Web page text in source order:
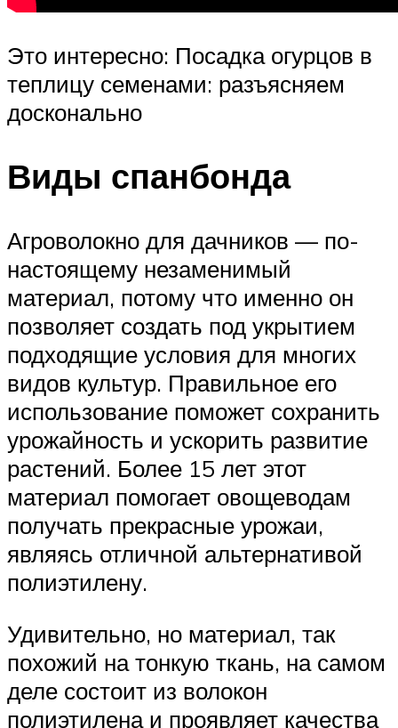
Это интересно: Посадка огурцов в
теплицу семенами: разъясняем
досконально
Виды спанбонда
Агроволокно для дачников — по-
настоящему незаменимый
материал, потому что именно он
позволяет создать под укрытием
подходящие условия для многих
видов культур. Правильное его
использование поможет сохранить
урожайность и ускорить развитие
растений. Более 15 лет этот
материал помогает овощеводам
получать прекрасные урожаи,
являясь отличной альтернативой
полиэтилену.
Удивительно, но материал, так
похожий на тонкую ткань, на самом
деле состоит из волокон
полиэтилена и проявляет качества